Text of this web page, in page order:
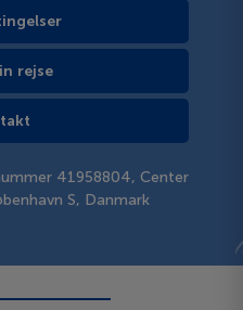
rejse
41958804, Center
S, Danmark